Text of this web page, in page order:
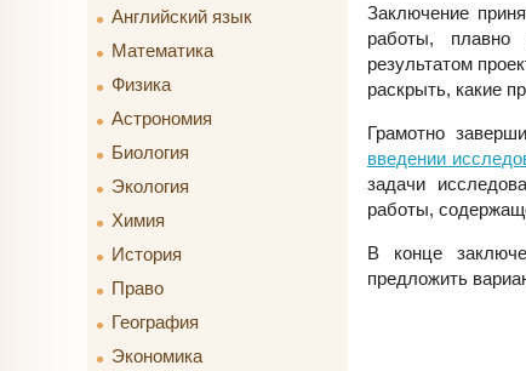
Английский язык
Математика
Физика
Астрономия
Биология
Экология
Химия
История
Право
География
Экономика
Заключение
работы, плавно
результатом
раскрыть, какие
Грамотно
введении
задачи
работы,
В конце
предложить